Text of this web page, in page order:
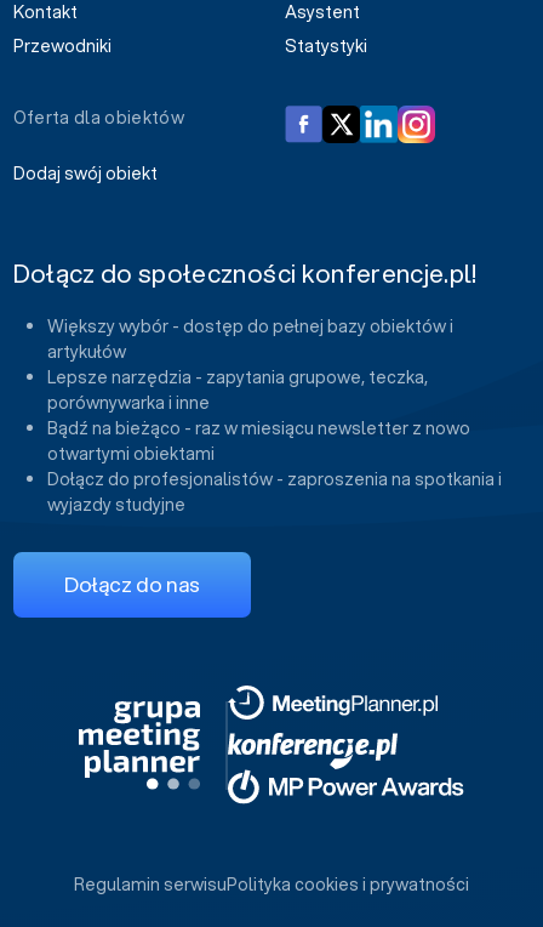
Kontakt
Przewodniki
Asystent
Statystyki
Oferta dla obiektów
Dodaj swój obiekt
Dołącz do społeczności konferencje.pl!
Większy wybór - dostęp do pełnej bazy obiektów i
artykułów
Lepsze narzędzia - zapytania grupowe, teczka,
porównywarka i inne
Bądź na bieżąco - raz w miesiącu newsletter z nowo
otwartymi obiektami
Dołącz do profesjonalistów - zaproszenia na spotkania i
wyjazdy studyjne
Dołącz do nas
Regulamin serwisuPolityka cookies i prywatności